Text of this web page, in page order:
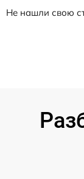
Не нашли свою